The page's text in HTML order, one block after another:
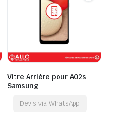
Vitre Arrière pour A02s
Samsung
Devis via WhatsApp